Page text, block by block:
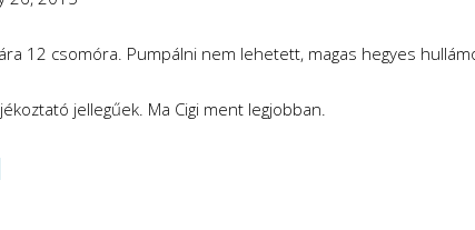
12 csomóra. Pumpálni nem lehetett, magas hegyes
jellegűek. Ma Cigi ment legjobban.